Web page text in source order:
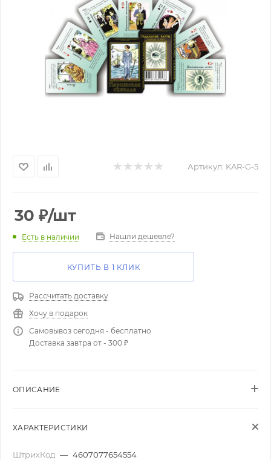
Артикул: KAR-G-5
30 ₽/шт
Есть в наличии Нашли дешевле?
КУПИТЬ В 1 КЛИК
Рассчитать доставку
Хочу в подарок
Самовывоз сегодня - бесплатно
Доставка завтра от - 300 ₽
ОПИСАНИЕ
ХАРАКТЕРИСТИКИ
ШтрихКод — 4607077654554